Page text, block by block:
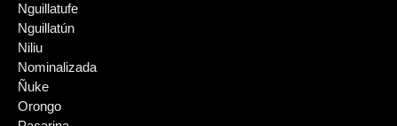
Nguillatufe
Nguillatún
Niliu
Nominalizada
Ñuke
Orongo